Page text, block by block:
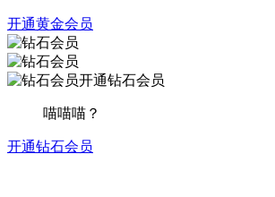
开通黄金会员
开通钻石会员
喵喵喵？
开通钻石会员